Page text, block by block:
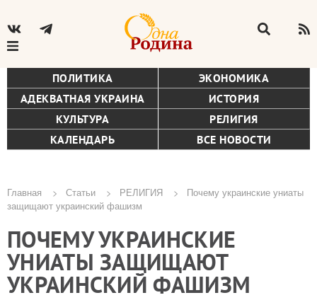
ПОЛИТИКА
ЭКОНОМИКА
АДЕКВАТНАЯ УКРАИНА
ИСТОРИЯ
КУЛЬТУРА
РЕЛИГИЯ
КАЛЕНДАРЬ
ВСЕ НОВОСТИ
Строка
навигации
Главная Статьи РЕЛИГИЯ
Почему украинские униаты
защищают украинский фашизм
ПОЧЕМУ УКРАИНСКИЕ
УНИАТЫ ЗАЩИЩАЮТ
УКРАИНСКИЙ ФАШИЗМ